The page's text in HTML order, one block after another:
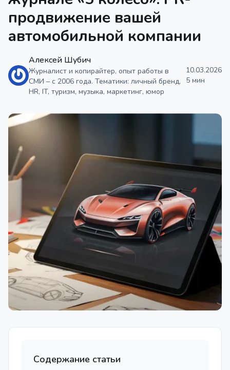
продвижение вашей
автомобильной компании
Алексей Шубич
Журналист и копирайтер, опыт работы в
СМИ – с 2006 года. Тематики: личный бренд,
HR, IT, туризм, музыка, маркетинг, юмор
10.03.2026
5 мин
Содержание статьи